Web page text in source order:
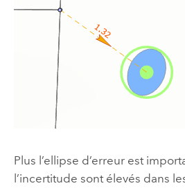
Plus l’ellipse d’erreur est
l’incertitude sont élevés dans